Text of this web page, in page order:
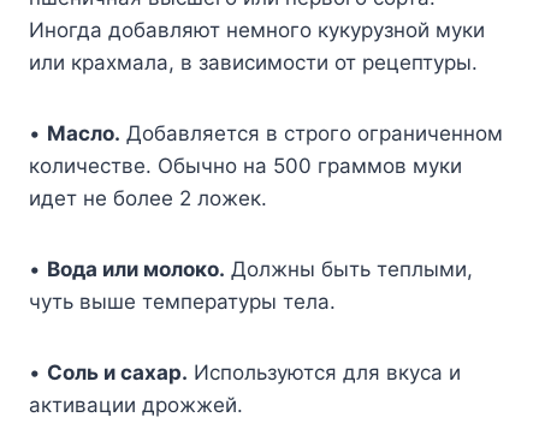
Иногда добавляют немного кукурузной муки
или крахмала, в зависимости от рецептуры.
• Масло. Добавляется в строго ограниченном
количестве. Обычно на 500 граммов муки
идет не более 2 ложек.
• Вода или молоко. Должны быть теплыми,
чуть выше температуры тела.
• Соль и сахар. Используются для вкуса и
активации дрожжей.